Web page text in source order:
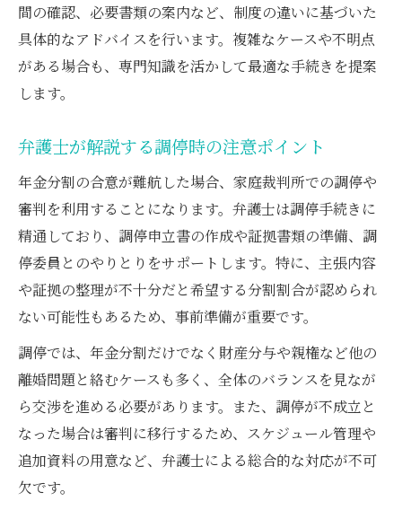
間の確認、必要書類の案内など、制度の違いに基づいた
具体的なアドバイスを行います。複雑なケースや不明点
がある場合も、専門知識を活かして最適な手続きを提案
します。
弁護士が解説する調停時の注意ポイント
年金分割の合意が難航した場合、家庭裁判所での調停や
審判を利用することになります。弁護士は調停手続きに
精通しており、調停申立書の作成や証拠書類の準備、調
停委員とのやりとりをサポートします。特に、主張内容
や証拠の整理が不十分だと希望する分割割合が認められ
ない可能性もあるため、事前準備が重要です。
調停では、年金分割だけでなく財産分与や親権など他の
離婚問題と絡むケースも多く、全体のバランスを見なが
ら交渉を進める必要があります。また、調停が不成立と
なった場合は審判に移行するため、スケジュール管理や
追加資料の用意など、弁護士による総合的な対応が不可
欠です。